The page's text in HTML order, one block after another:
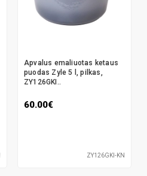
Apvalus emaliuotas ketaus
puodas Zyle 5 l, pilkas,
ZY126GKI..
60.00€
ZY126GKI-KN